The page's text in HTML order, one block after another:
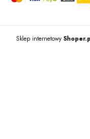
Sklep internetowy